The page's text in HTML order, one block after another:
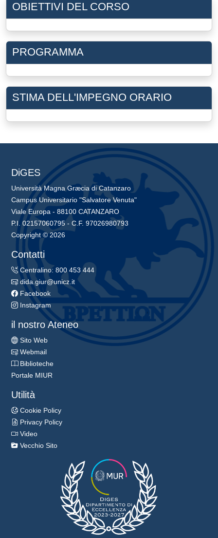
OBIETTIVI DEL CORSO
PROGRAMMA
STIMA DELL'IMPEGNO ORARIO
DiGES
Università Magna Græcia di Catanzaro
Campus Universitario "Salvatore Venuta"
Viale Europa - 88100 CATANZARO
P.I. 02157060795 - C.F. 97026980793
Copyright © 2026
Contatti
Centralino: 800 453 444
dida.giur@unicz.it
Facebook
Instagram
il nostro Ateneo
Sito Web
Webmail
Biblioteche
Portale MIUR
Utilità
Cookie Policy
Privacy Policy
Video
Vecchio Sito